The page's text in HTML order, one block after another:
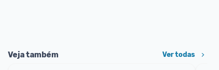
Veja também Ver todas